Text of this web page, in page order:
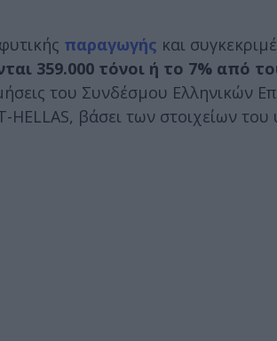
παραγωγής και
359.000 τόνοι ή το 7% από
του Συνδέσμου Ελληνικών
HELLAS, βάσει των στοιχείων του